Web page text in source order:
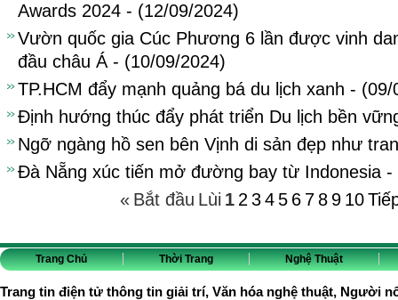
Awards 2024 - (12/09/2024)
Vườn quốc gia Cúc Phương 6 lần được vinh
đầu châu Á - (10/09/2024)
TP.HCM đẩy mạnh quảng bá du lịch xanh - (09/
Định hướng thúc đẩy phát triển Du lịch bền
Ngỡ ngàng hồ sen bên Vịnh di sản đẹp như
Đà Nẵng xúc tiến mở đường bay từ Indonesia -
« Bắt đầu Lùi 1 2 34 5 6 7 8 9 10
Trang Chủ Thời Trang Nghệ Thuật
Trang tin điện tử thông tin giải trí, Văn hóa nghệ thuật, Người